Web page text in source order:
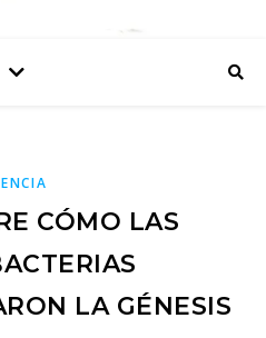
CÓMO LAS
LA GÉNESIS